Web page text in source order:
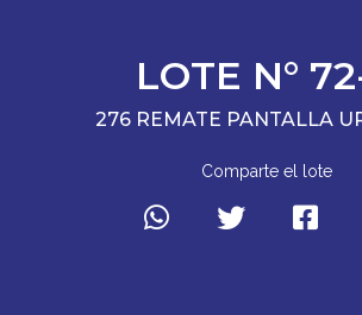
LOTE N°
276 REMATE PANTALLA
Comparte el lote